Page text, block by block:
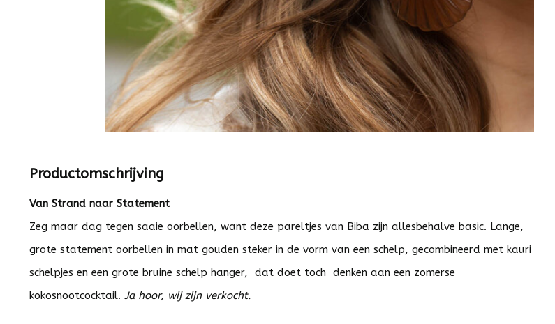
Productomschrijving
Van Strand naar Statement
Zeg maar dag tegen saaie oorbellen, want deze pareltjes van Biba zijn allesbehalve basic. Lange,
grote statement oorbellen in mat gouden steker in de vorm van een schelp, gecombineerd met kauri
schelpjes en een grote bruine schelp hanger, dat doet toch denken aan een zomerse
kokosnootcocktail. Ja hoor, wij zijn verkocht.